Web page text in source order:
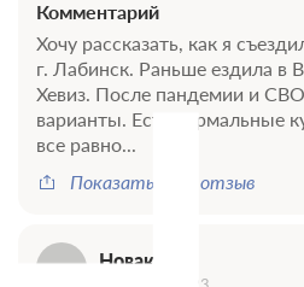
Требуется предоплата
Комментарий
Хочу рассказать, как я
г. Лабинск. Раньше ездила в
Хевиз. После пандемии и СВО
варианты. Есть термальные
все равно...
Показать весь отзыв
Новакната